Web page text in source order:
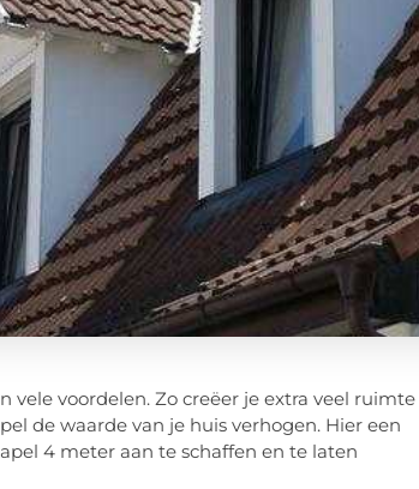
voordelen. Zo creëer je extra veel ruimte
de waarde van je huis verhogen. Hier een
4 meter aan te schaffen en te laten